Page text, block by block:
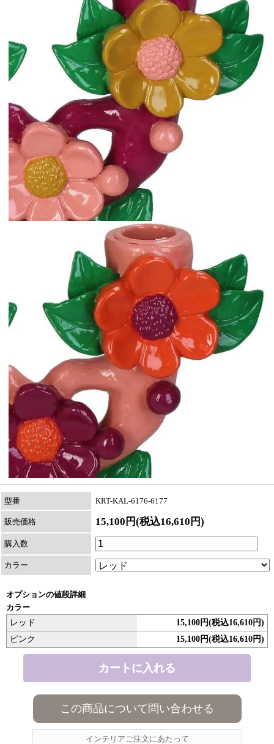
型番 KRT-KAL-6176-6177
販売価格 15,100円(税込16,610円)
購入数
カラー
オプションの値段詳細
カラー
レッド
15,100円(税込16,610円)
ピンク
15,100円(税込16,610円)
この商品について問い合わせる
インテリアご注文にあたって